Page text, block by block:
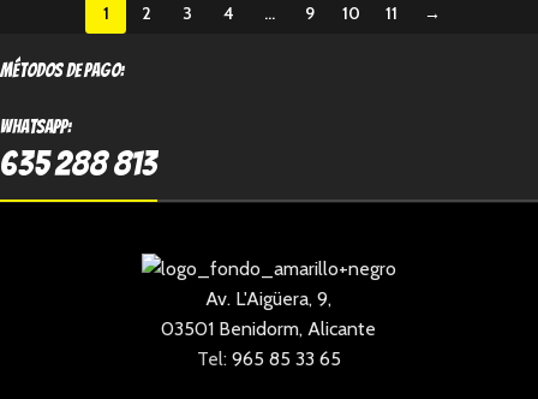
1 2 3 4 … 9 10 11 →
métodos de pago:
Whatsapp:
635 288 813
Av. L'Aigüera, 9,
03501 Benidorm, Alicante
Tel: 965 85 33 65